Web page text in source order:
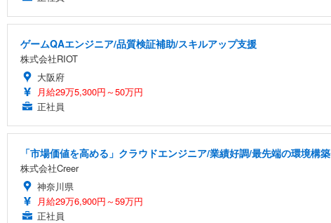
ゲームQAエンジニア/品質検証補助/スキルアップ支援
株式会社RIOT
大阪府
月給29万5,300円～50万円
正社員
「市場価値を高める」クラウドエンジニア/業績好調/最先端の環境構築
株式会社Creer
神奈川県
月給29万6,900円～59万円
正社員